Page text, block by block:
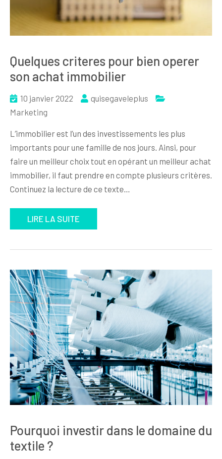
Quelques criteres pour bien operer
son achat immobilier
10 janvier 2022
quisegaveleplus
Marketing
L’immobilier est l’un des investissements les plus
importants pour une famille de nos jours. Ainsi, pour
faire un meilleur choix tout en opérant un meilleur achat
immobilier, il faut prendre en compte plusieurs critères.
Continuez la lecture de ce texte…
LIRE LA SUITE
Pourquoi investir dans le domaine du
textile ?